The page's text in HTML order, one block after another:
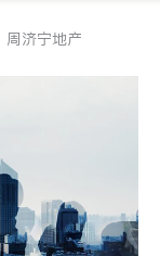
周济宁地产